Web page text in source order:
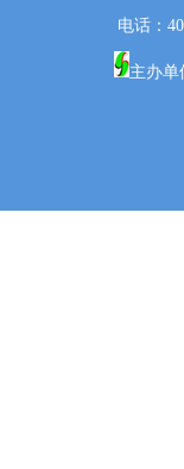
电话：
主办单